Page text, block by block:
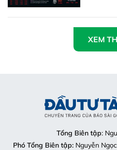
XEM
Tổng Biên tập:
Phó Tổng Biên tập:Nguyễn